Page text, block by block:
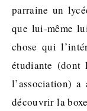
parraine un
que lui-même
chose qui
étudiante (dont
l’association)
découvrir la